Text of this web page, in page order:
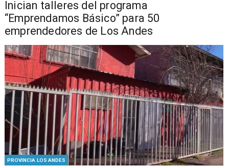
Inician talleres del programa
“Emprendamos Básico” para 50
emprendedores de Los Andes
PROVINCIA LOS ANDES